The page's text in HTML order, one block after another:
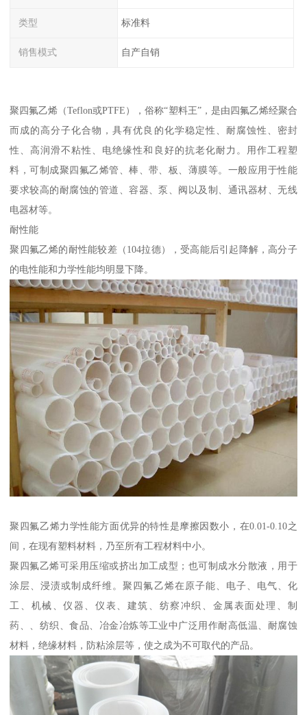
类型 标准料
销售模式 自产自销
聚四氟乙烯（Teflon或PTFE），俗称“塑料王”，是由四氟乙烯经聚合
而成的高分子化合物，具有优良的化学稳定性、耐腐蚀性、密封
性、高润滑不粘性、电绝缘性和良好的抗老化耐力。用作工程塑
料，可制成聚四氟乙烯管、棒、带、板、薄膜等。一般应用于性能
要求较高的耐腐蚀的管道、容器、泵、阀以及制、通讯器材、无线
电器材等。
耐性能
聚四氟乙烯的耐性能较差（104拉德），受高能后引起降解，高分子
的电性能和力学性能均明显下降。
聚四氟乙烯力学性能方面优异的特性是摩擦因数小，在0.01-0.10之
间，在现有塑料材料，乃至所有工程材料中小。
聚四氟乙烯可采用压缩或挤出加工成型；也可制成水分散液，用于
涂层、浸渍或制成纤维。聚四氟乙烯在原子能、电子、电气、化
工、机械、仪器、仪表、建筑、纺察冲织、金属表面处理、制
药、、纺织、食品、冶金冶炼等工业中广泛用作耐高低温、耐腐蚀
材料，绝缘材料，防粘涂层等，使之成为不可取代的产品。